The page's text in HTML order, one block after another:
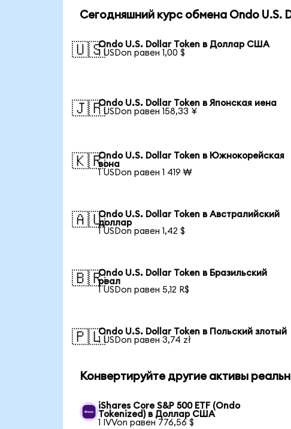
Сегодняшний курс обмена Ondo U.S.
🇺🇸Ondo U.S. Dollar Token в Доллар США
1 USDon равен 1,00 $
🇯🇵Ondo U.S. Dollar Token в Японская иена
1 USDon равен 158,33 ¥
🇰🇷Ondo U.S. Dollar Token в Южнокорейская
вона
1 USDon равен 1 419 ₩
🇦🇺Ondo U.S. Dollar Token в Австралийский
доллар
1 USDon равен 1,42 $
🇧🇷Ondo U.S. Dollar Token в Бразильский
реал
1 USDon равен 5,12 R$
🇵🇱Ondo U.S. Dollar Token в Польский злотый
1 USDon равен 3,74 zł
Конвертируйте другие активы
iShares Core S&P 500 ETF (Ondo
Tokenized) в Доллар США
1 IVVon равен 776,56 $